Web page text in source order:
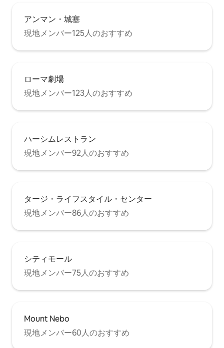
アンマン・城塞
現地メンバー125人のおすすめ
ローマ劇場
現地メンバー123人のおすすめ
ハーシムレストラン
現地メンバー92人のおすすめ
タージ・ライフスタイル・センター
現地メンバー86人のおすすめ
シティモール
現地メンバー75人のおすすめ
Mount Nebo
現地メンバー60人のおすすめ